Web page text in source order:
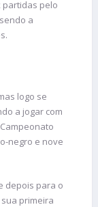
partidas pelo
a
logo se
a jogar com
negro e nove
depois para o
primeira